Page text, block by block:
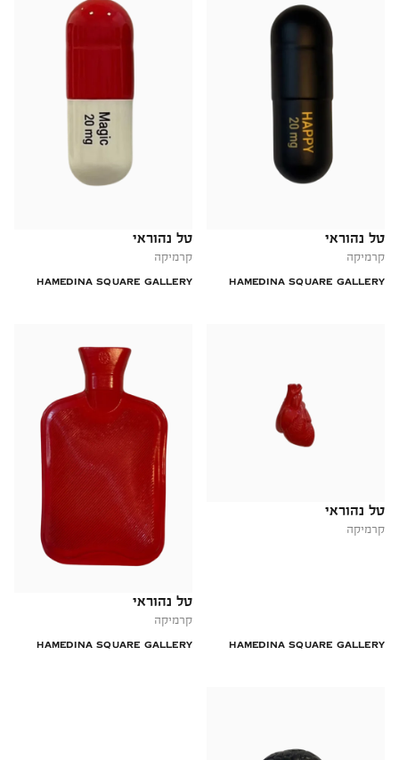
טל נהוראי
קרמיקה
HAMEDINA SQUARE GALLERY
טל נהוראי
קרמיקה
HAMEDINA SQUARE GALLERY
טל נהוראי
קרמיקה
HAMEDINA SQUARE GALLERY
טל נהוראי
קרמיקה
HAMEDINA SQUARE GALLERY